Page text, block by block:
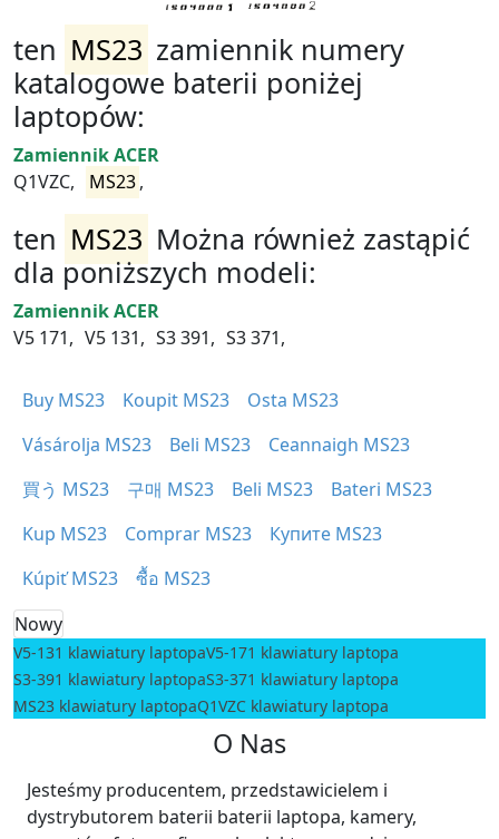
ten MS23 zamiennik numery
katalogowe baterii poniżej
laptopów:
Zamiennik ACER
Q1VZC,
MS23,
ten MS23 Można również zastąpić
dla poniższych modeli:
Zamiennik ACER
V5 171, V5 131, S3 391, S3 371,
Buy MS23 Koupit MS23
Osta MS23
Vásárolja MS23
Beli MS23
Ceannaigh MS23
買う MS23
구매 MS23 Beli MS23
Bateri MS23
Kup MS23
Comprar MS23
Купите MS23
Kúpiť MS23
ซื้อ MS23
Nowy
V5-131 klawiatury laptopaV5-171 klawiatury laptopa
S3-391 klawiatury laptopaS3-371 klawiatury laptopa
MS23 klawiatury laptopaQ1VZC klawiatury laptopa
O Nas
Jesteśmy producentem, przedstawicielem i
dystrybutorem baterii baterii laptopa, kamery,